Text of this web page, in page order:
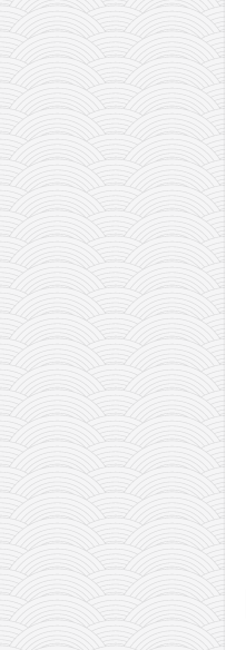
уместо твитера
календар српски
азбуки и књиге
Окинава карате
најновије на блогу
моје белешке
историја каратеа
бубиши
карате
кихон
наиханчи
кушанку
пасаи
темашивари
кобудо
нунчаку